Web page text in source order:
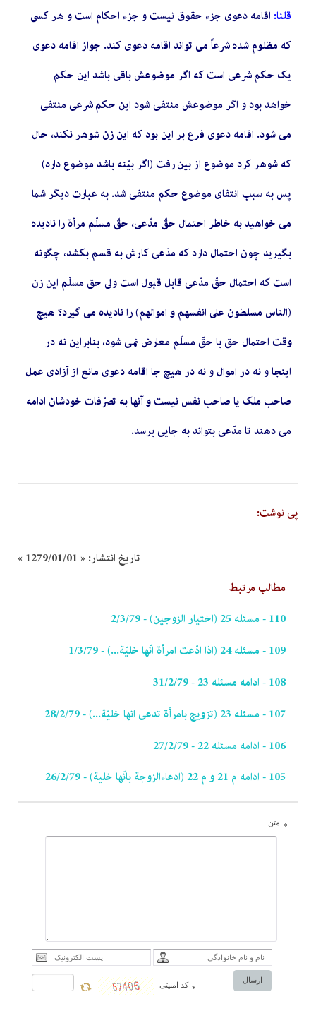
قلنا: اقامه دعوى جزء حقوق نیست و جزء احکام است و هر کسى
که مظلوم شده شرعاً مى تواند اقامه دعوى کند. جواز اقامه دعوى
یک حکم شرعى است که اگر موضوعش باقى باشد این حکم
خواهد بود و اگر موضوعش منتفى شود این حکم شرعى منتفى
مى شود. اقامه دعوى فرع بر این بود که این زن شوهر نکند، حال
که شوهر کرد موضوع از بین رفت (اگر بیّنه باشد موضوع دارد)
پس به سبب انتفاى موضوع حکم منتفى شد. به عبارت دیگر شما
مى خواهید به خاطر احتمال حقّ مدّعى، حقّ مسلّم مرأة را نادیده
بگیرید چون احتمال دارد که مدّعى کارش به قسم بکشد، چگونه
است که احتمال حقّ مدّعى قابل قبول است ولى حق مسلّم این زن
(الناس مسلطون على انفسهم و اموالهم) را نادیده مى گیرد؟ هیچ
وقت احتمال حق با حقّ مسلّم معارض نمى شود، بنابراین نه در
اینجا و نه در اموال و نه در هیچ جا اقامه دعوى مانع از آزادى عمل
صاحب ملک یا صاحب نفس نیست و آنها به تصرّفات خودشان ادامه
مى دهند تا مدّعى بتواند به جایى برسد.
پی نوشت:
تاریخ انتشار: « 1279/01/01 »
مطالب مرتبط
110 - مسئله 25 (اختیار الزوجین) - 2/3/79
109 - مسئله 24 (اذا ادّعت امرأة انّها خلیّة...) - 1/3/79
108 - ادامه مسئله 23 - 31/2/79
107 - مسئله 23 (تزویج بامرأة تدعى انها خلیّة...) - 28/2/79
106 - ادامه مسئله 22 - 27/2/79
105 - ادامه م 21 و م 22 (ادعاءالزوجة بانّها خلیة) - 26/2/79
* متن
ارسال
* کد امنیتی